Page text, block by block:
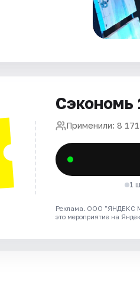
Сэкономь
Применили: 8 171
1
Реклама. ООО "ЯНДЕКС
это мероприятие на